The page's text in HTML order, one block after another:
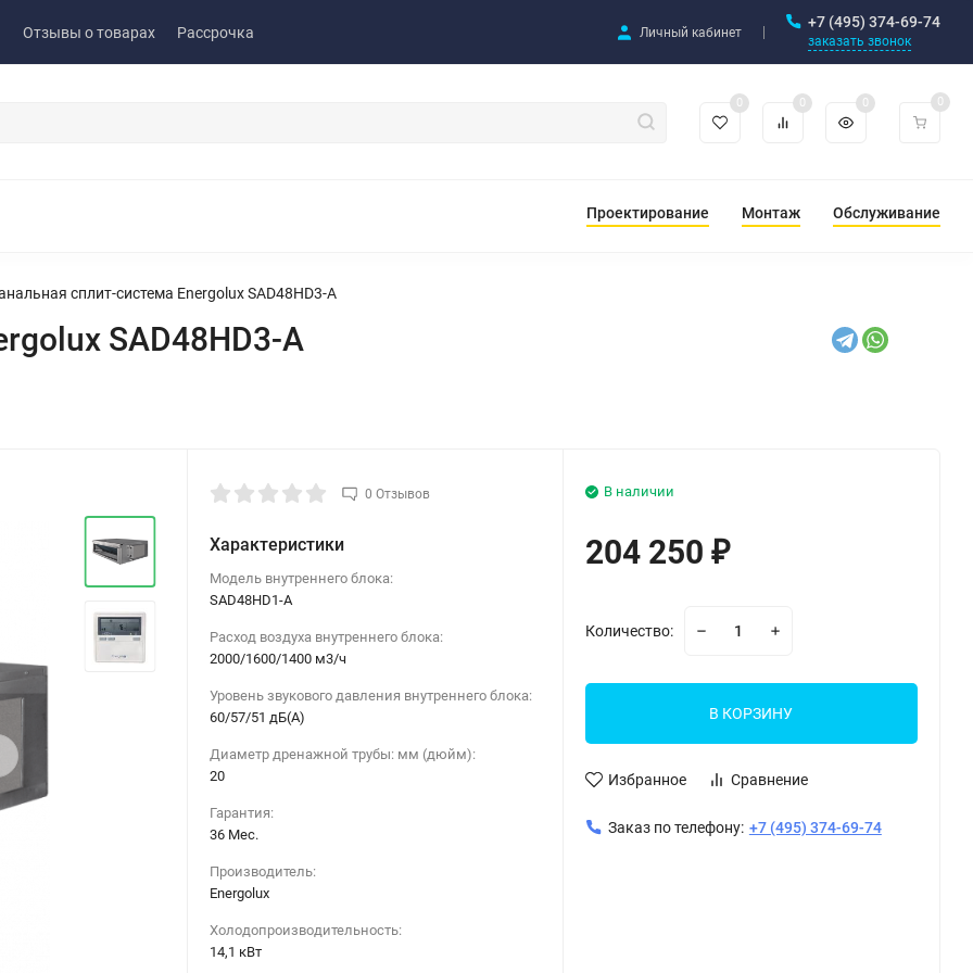
Отзывы о товарах Рассрочка Личный кабинет
+7 (495) 374-69-74
заказать звонок
0 0 0 0
Проектирование Монтаж Обслуживание
сплит-система Energolux SAD48HD3-A
SAD48HD3-A
0 Отзывов
Характеристики
Модель внутреннего блока:
SAD48HD1-A
Расход воздуха внутреннего блока:
2000/1600/1400 м3/ч
Уровень звукового давления внутреннего блока:
60/57/51 дБ(А)
Диаметр дренажной трубы: мм (дюйм):
20
Гарантия:
36 Мес.
Производитель:
Energolux
Холодопроизводительность:
14,1 кВт
В наличии
204 250 ₽
Количество:
В КОРЗИНУ
Избранное Сравнение
Заказ по телефону: +7 (495) 374-69-74